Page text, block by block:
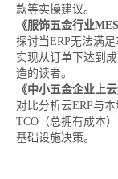
款等实操建议。
《服饰五金行业
探讨当ERP无法满
实现从订单下达到
造的读者。
《中小五金企业上
对比分析云ERP与
TCO（总拥有成本
基础设施决策。